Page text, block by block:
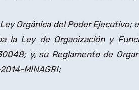
Orgánica del Poder Ejecutivo;
la Ley de Organización y
y, su Reglamento de
MINAGRI;